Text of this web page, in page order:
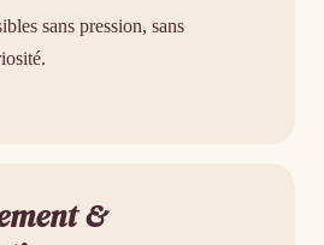
sans pression, sans
&